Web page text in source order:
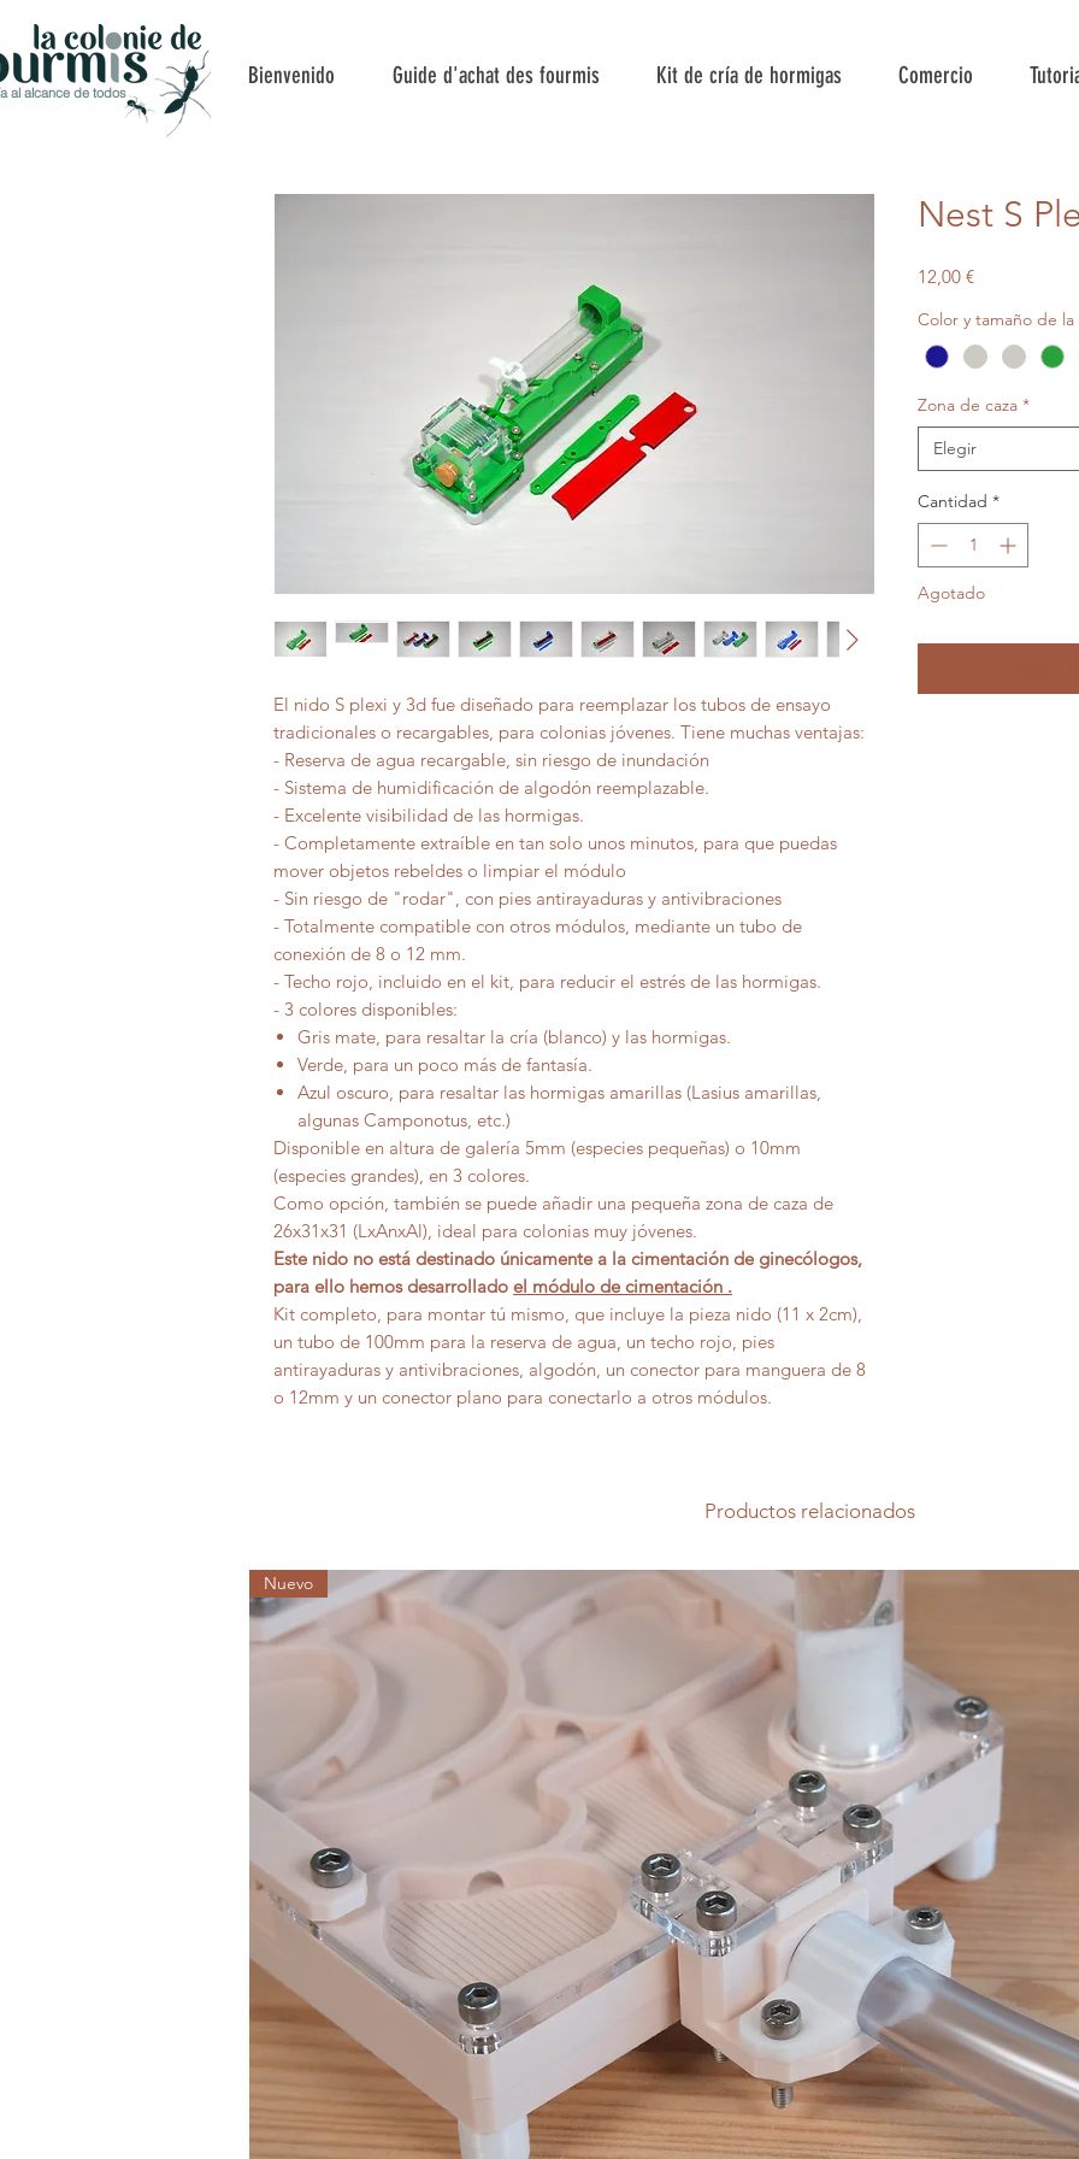
al alcance de todos
Bienvenido Guide d'achat des fourmis Kit de cría de hormigas Comercio
El nido S plexi y 3d fue diseñado para reemplazar los tubos de ensayo
tradicionales o recargables, para colonias jóvenes. Tiene muchas ventajas:
- Reserva de agua recargable, sin riesgo de inundación
- Sistema de humidificación de algodón reemplazable.
- Excelente visibilidad de las hormigas.
- Completamente extraíble en tan solo unos minutos, para que puedas
mover objetos rebeldes o limpiar el módulo
- Sin riesgo de "rodar", con pies antirayaduras y antivibraciones
- Totalmente compatible con otros módulos, mediante un tubo de
conexión de 8 o 12 mm.
- Techo rojo, incluido en el kit, para reducir el estrés de las hormigas.
- 3 colores disponibles:
Gris mate, para resaltar la cría (blanco) y las hormigas.
Verde, para un poco más de fantasía.
Azul oscuro, para resaltar las hormigas amarillas (Lasius amarillas,
algunas Camponotus, etc.)
Disponible en altura de galería 5mm (especies pequeñas) o 10mm
(especies grandes), en 3 colores.
Como opción, también se puede añadir una pequeña zona de caza de
26x31x31 (LxAnxAl), ideal para colonias muy jóvenes.
Este nido no está destinado únicamente a la cimentación de ginecólogos,
para ello hemos desarrollado el módulo de cimentación .
Kit completo, para montar tú mismo, que incluye la pieza nido (11 x 2cm),
un tubo de 100mm para la reserva de agua, un techo rojo, pies
antirayaduras y antivibraciones, algodón, un conector para manguera de 8
o 12mm y un conector plano para conectarlo a otros módulos.
Nest S
12,00 €Precio
Color y tamaño de la
Zona de caza *
Elegir
Cantidad *
Agotado
Productos relacionados
Nuevo